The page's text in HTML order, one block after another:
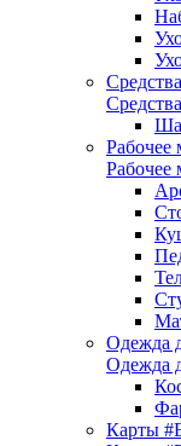
Рабочее
Рабочее
Одежда
Одежда
Карты